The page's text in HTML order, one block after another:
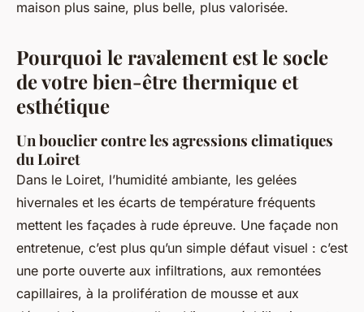
maison plus saine, plus belle, plus valorisée.
Pourquoi le ravalement est le socle
de votre bien-être thermique et
esthétique
Un bouclier contre les agressions climatiques
du Loiret
Dans le Loiret, l’humidité ambiante, les gelées
hivernales et les écarts de température fréquents
mettent les façades à rude épreuve. Une façade non
entretenue, c’est plus qu’un simple défaut visuel : c’est
une porte ouverte aux infiltrations, aux remontées
capillaires, à la prolifération de mousse et aux